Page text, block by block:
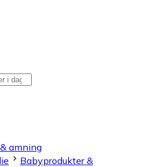
amning
Babyprodukter &